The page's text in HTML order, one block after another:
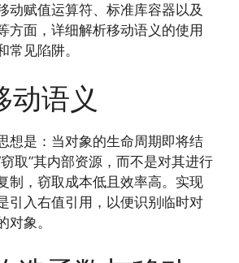
动赋值运算符、标准库容器以及
方面，详细解析移动语义的使用
常见陷阱。
动语义
想是：当对象的生命周期即将结
取”其内部资源，而不是对其进行
制，窃取成本低且效率高。实现
引入右值引用，以便识别临时对
对象。